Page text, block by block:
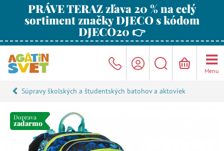
PRÁVE TERAZ zľava 20 % na celý
sortiment značky DJECO s kódom
DJECO20 👉
Menu
Súpravy školských a študentských batohov a aktoviek
Doprava
zadarmo